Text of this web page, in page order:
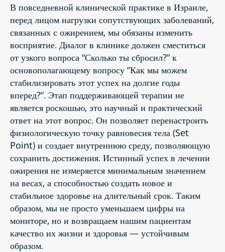
В повседневной клинической практике в Израиле,
перед лицом нагрузки сопутствующих заболеваний,
связанных с ожирением, мы обязаны изменить
восприятие. Диалог в клинике должен сместиться
от узкого вопроса “Сколько ты сбросил?” к
основополагающему вопросу “Как мы можем
стабилизировать этот успех на долгие годы
вперед?”. Этап поддерживающей терапии не
является роскошью, это научный и практический
ответ на этот вопрос. Он позволяет перенастроить
физиологическую точку равновесия тела (Set
Point) и создает внутреннюю среду, позволяющую
сохранить достижения. Истинный успех в лечении
ожирения не измеряется минимальным значением
на весах, а способностью создать новое и
стабильное здоровье на длительный срок. Таким
образом, мы не просто уменьшаем цифры на
мониторе, но и возвращаем нашим пациентам
качество их жизни и здоровья — устойчивым
образом.